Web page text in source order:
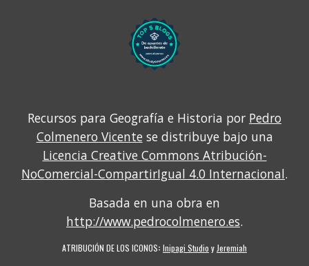
Recursos para Geografía e Historia por Pedro
Colmenero Vicente se distribuye bajo una
Licencia Creative Commons Atribución-
NoComercial-CompartirIgual 4.0 Internacional.
Basada en una obra en
http://www.pedrocolmenero.es.
ATRIBUCIÓN DE LOS ICONOS: Inipagi Studio y Jeremiah